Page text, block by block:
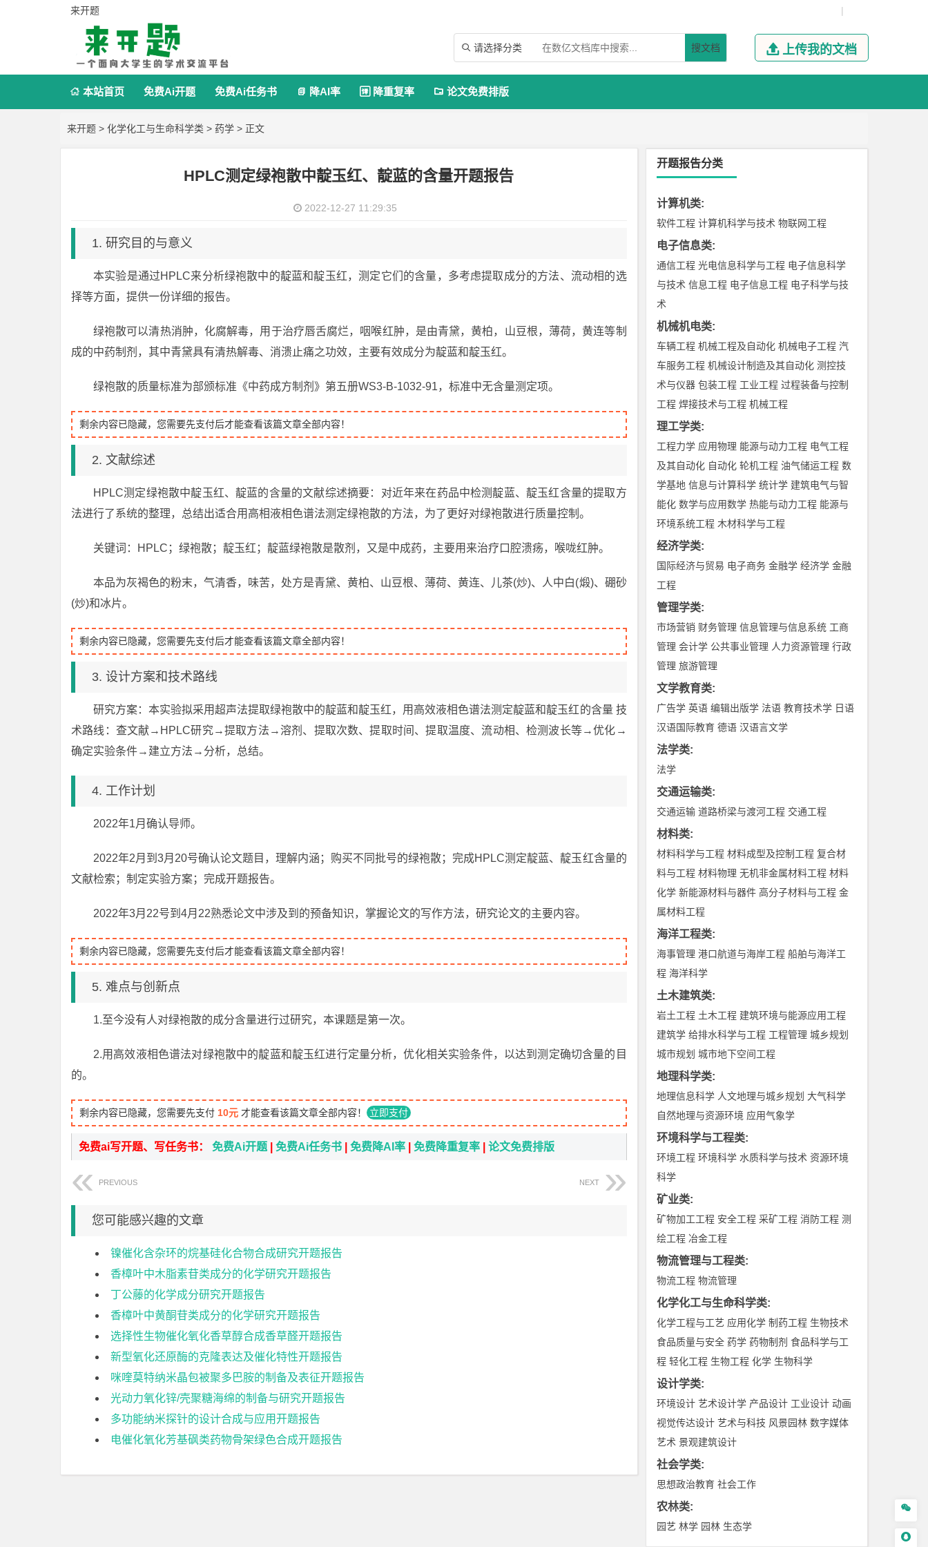
来开题 |
 请选择分类 搜文档  上传我的文档
 本站首页 免费Ai开题 免费Ai任务书  降AI率  降重复率  论文免费排版
来开题 > 化学化工与生命科学类 > 药学 > 正文
HPLC测定绿袍散中靛玉红、靛蓝的含量开题报告
2022-12-27 11:29:35
1. 研究目的与意义
本实验是通过HPLC来分析绿袍散中的靛蓝和靛玉红，测定它们的含量，多考虑提取成分的方法、流动相的选
择等方面，提供一份详细的报告。
绿袍散可以清热消肿，化腐解毒，用于治疗唇舌腐烂，咽喉红肿，是由青黛，黄柏，山豆根，薄荷，黄连等制
成的中药制剂，其中青黛具有清热解毒、消溃止痛之功效，主要有效成分为靛蓝和靛玉红。
绿袍散的质量标准为部颁标准《中药成方制剂》第五册WS3-B-1032-91，标准中无含量测定项。
剩余内容已隐藏，您需要先支付后才能查看该篇文章全部内容！
2. 文献综述
HPLC测定绿袍散中靛玉红、靛蓝的含量的文献综述摘要：对近年来在药品中检测靛蓝、靛玉红含量的提取方
法进行了系统的整理，总结出适合用高相液相色谱法测定绿袍散的方法，为了更好对绿袍散进行质量控制。
关键词：HPLC；绿袍散；靛玉红；靛蓝绿袍散是散剂，又是中成药，主要用来治疗口腔溃疡，喉咙红肿。
本品为灰褐色的粉末，气清香，味苦，处方是青黛、黄柏、山豆根、薄荷、黄连、儿茶(炒)、人中白(煅)、硼砂
(炒)和冰片。
剩余内容已隐藏，您需要先支付后才能查看该篇文章全部内容！
3. 设计方案和技术路线
研究方案：本实验拟采用超声法提取绿袍散中的靛蓝和靛玉红，用高效液相色谱法测定靛蓝和靛玉红的含量 技
术路线：查文献→HPLC研究→提取方法→溶剂、提取次数、提取时间、提取温度、流动相、检测波长等→优化→
确定实验条件→建立方法→分析，总结。
4. 工作计划
2022年1月确认导师。
2022年2月到3月20号确认论文题目，理解内涵；购买不同批号的绿袍散；完成HPLC测定靛蓝、靛玉红含量的
文献检索；制定实验方案；完成开题报告。
2022年3月22号到4月22熟悉论文中涉及到的预备知识，掌握论文的写作方法，研究论文的主要内容。
剩余内容已隐藏，您需要先支付后才能查看该篇文章全部内容！
5. 难点与创新点
1.至今没有人对绿袍散的成分含量进行过研究，本课题是第一次。
2.用高效液相色谱法对绿袍散中的靛蓝和靛玉红进行定量分析，优化相关实验条件，以达到测定确切含量的目
的。
剩余内容已隐藏，您需要先支付 10元 才能查看该篇文章全部内容！ 立即支付
免费ai写开题、写任务书： 免费Ai开题 免费Ai任务书 免费降AI率 免费降重复率 论文免费排版
PREVIOUS NEXT
您可能感兴趣的文章
镍催化含杂环的烷基硅化合物合成研究开题报告
香樟叶中木脂素苷类成分的化学研究开题报告
丁公藤的化学成分研究开题报告
香樟叶中黄酮苷类成分的化学研究开题报告
选择性生物催化氧化香草醇合成香草醛开题报告
新型氧化还原酶的克隆表达及催化特性开题报告
咪喹莫特纳米晶包被聚多巴胺的制备及表征开题报告
光动力氧化锌/壳聚糖海绵的制备与研究开题报告
多功能纳米探针的设计合成与应用开题报告
电催化氧化芳基砜类药物骨架绿色合成开题报告
开题报告分类
计算机类:
软件工程 计算机科学与技术 物联网工程
电子信息类:
通信工程 光电信息科学与工程 电子信息科学
与技术 信息工程 电子信息工程 电子科学与技
术
机械机电类:
车辆工程 机械工程及自动化 机械电子工程 汽
车服务工程 机械设计制造及其自动化 测控技
术与仪器 包装工程 工业工程 过程装备与控制
工程 焊接技术与工程 机械工程
理工学类:
工程力学 应用物理 能源与动力工程 电气工程
及其自动化 自动化 轮机工程 油气储运工程 数
学基地 信息与计算科学 统计学 建筑电气与智
能化 数学与应用数学 热能与动力工程 能源与
环境系统工程 木材科学与工程
经济学类:
国际经济与贸易 电子商务 金融学 经济学 金融
工程
管理学类:
市场营销 财务管理 信息管理与信息系统 工商
管理 会计学 公共事业管理 人力资源管理 行政
管理 旅游管理
文学教育类:
广告学 英语 编辑出版学 法语 教育技术学 日语
汉语国际教育 德语 汉语言文学
法学类:
法学
交通运输类:
交通运输 道路桥梁与渡河工程 交通工程
材料类:
材料科学与工程 材料成型及控制工程 复合材
料与工程 材料物理 无机非金属材料工程 材料
化学 新能源材料与器件 高分子材料与工程 金
属材料工程
海洋工程类:
海事管理 港口航道与海岸工程 船舶与海洋工
程 海洋科学
土木建筑类:
岩土工程 土木工程 建筑环境与能源应用工程
建筑学 给排水科学与工程 工程管理 城乡规划
城市规划 城市地下空间工程
地理科学类:
地理信息科学 人文地理与城乡规划 大气科学
自然地理与资源环境 应用气象学
环境科学与工程类:
环境工程 环境科学 水质科学与技术 资源环境
科学
矿业类:
矿物加工工程 安全工程 采矿工程 消防工程 测
绘工程 冶金工程
物流管理与工程类:
物流工程 物流管理
化学化工与生命科学类:
化学工程与工艺 应用化学 制药工程 生物技术
食品质量与安全 药学 药物制剂 食品科学与工
程 轻化工程 生物工程 化学 生物科学
设计学类:
环境设计 艺术设计学 产品设计 工业设计 动画
视觉传达设计 艺术与科技 风景园林 数字媒体
艺术 景观建筑设计
社会学类:
思想政治教育 社会工作
农林类:
园艺 林学 园林 生态学

